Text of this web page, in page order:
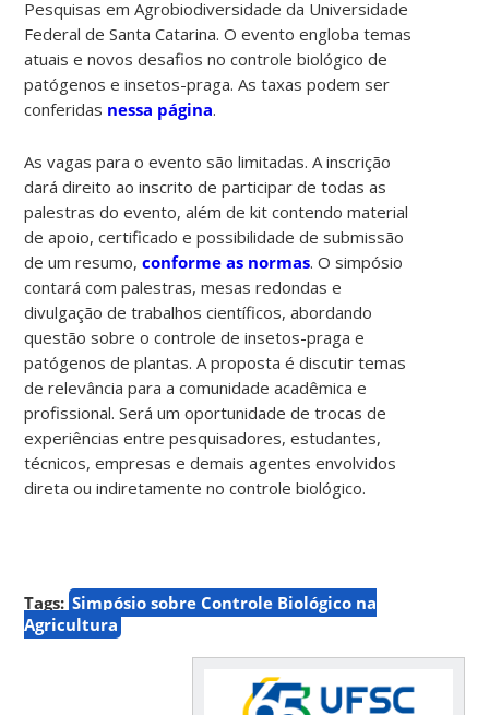
Pesquisas em Agrobiodiversidade da Universidade
Federal de Santa Catarina. O evento engloba temas
atuais e novos desafios no controle biológico de
patógenos e insetos-praga. As taxas podem ser
conferidas nessa página.
As vagas para o evento são limitadas. A inscrição
dará direito ao inscrito de participar de todas as
palestras do evento, além de kit contendo material
de apoio, certificado e possibilidade de submissão
de um resumo,conforme as normas. O simpósio
contará com palestras, mesas redondas e
divulgação de trabalhos científicos, abordando
questão sobre o controle de insetos-praga e
patógenos de plantas. A proposta é discutir temas
de relevância para a comunidade acadêmica e
profissional. Será um oportunidade de trocas de
experiências entre pesquisadores, estudantes,
técnicos, empresas e demais agentes envolvidos
direta ou indiretamente no controle biológico.
Tags: Simpósio sobre Controle Biológico na
Agricultura